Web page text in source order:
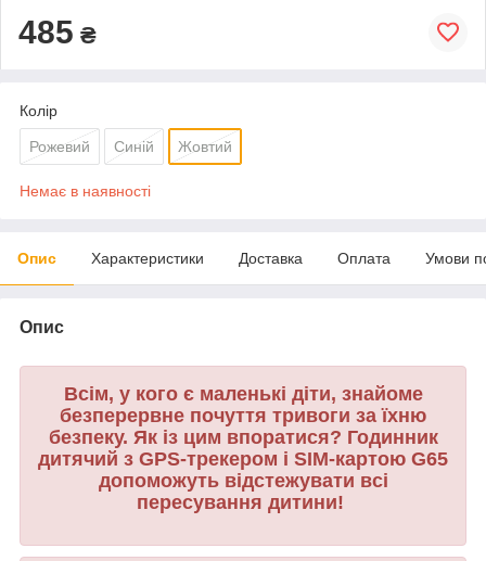
485 ₴
Колір
Рожевий Синій Жовтий
Немає в наявності
Опис Характеристики Доставка Оплата Умови
Опис
Всім, у кого є маленькі діти, знайоме
безперервне почуття тривоги за їхню
безпеку. Як із цим впоратися? Годинник
дитячий з GPS-трекером і SIM-картою G65
допоможуть відстежувати всі
пересування дитини!